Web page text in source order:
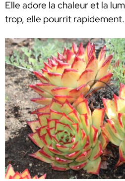
Elle adore la chaleur et la
trop, elle pourrit rapidement.